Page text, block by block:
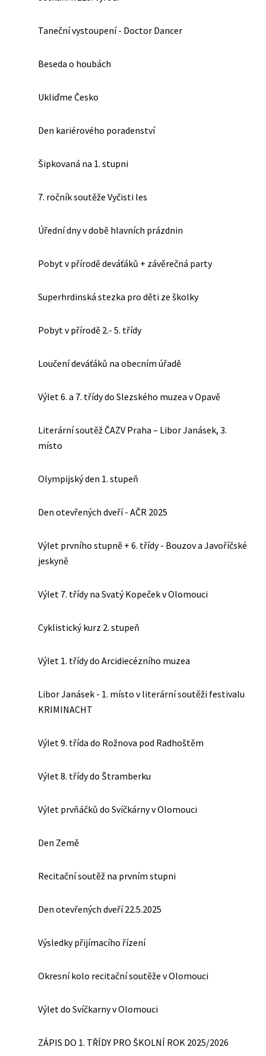
Taneční vystoupení - Doctor Dancer
Beseda o houbách
Ukliďme Česko
Den kariérového poradenství
Šipkovaná na 1. stupni
7. ročník soutěže Vyčisti les
Úřední dny v době hlavních prázdnin
Pobyt v přírodě deváťáků + závěrečná party
Superhrdinská stezka pro děti ze školky
Pobyt v přírodě 2.- 5. třídy
Loučení deváťáků na obecním úřadě
Výlet 6. a 7. třídy do Slezského muzea v Opavě
Literární soutěž ČAZV Praha – Libor Janásek, 3.
místo
Olympijský den 1. stupeň
Den otevřených dveří - AČR 2025
Výlet prvního stupně + 6. třídy - Bouzov a Javoříčské
jeskyně
Výlet 7. třídy na Svatý Kopeček v Olomouci
Cyklistický kurz 2. stupeň
Výlet 1. třídy do Arcidiecézního muzea
Libor Janásek - 1. místo v literární soutěži festivalu
KRIMINACHT
Výlet 9. třída do Rožnova pod Radhoštěm
Výlet 8. třídy do Štramberku
Výlet prvňáčků do Svíčkárny v Olomouci
Den Země
Recitační soutěž na prvním stupni
Den otevřených dveří 22.5.2025
Výsledky přijímacího řízení
Okresní kolo recitační soutěže v Olomouci
Výlet do Svíčkarny v Olomouci
ZÁPIS DO 1. TŘÍDY PRO ŠKOLNÍ ROK 2025/2026